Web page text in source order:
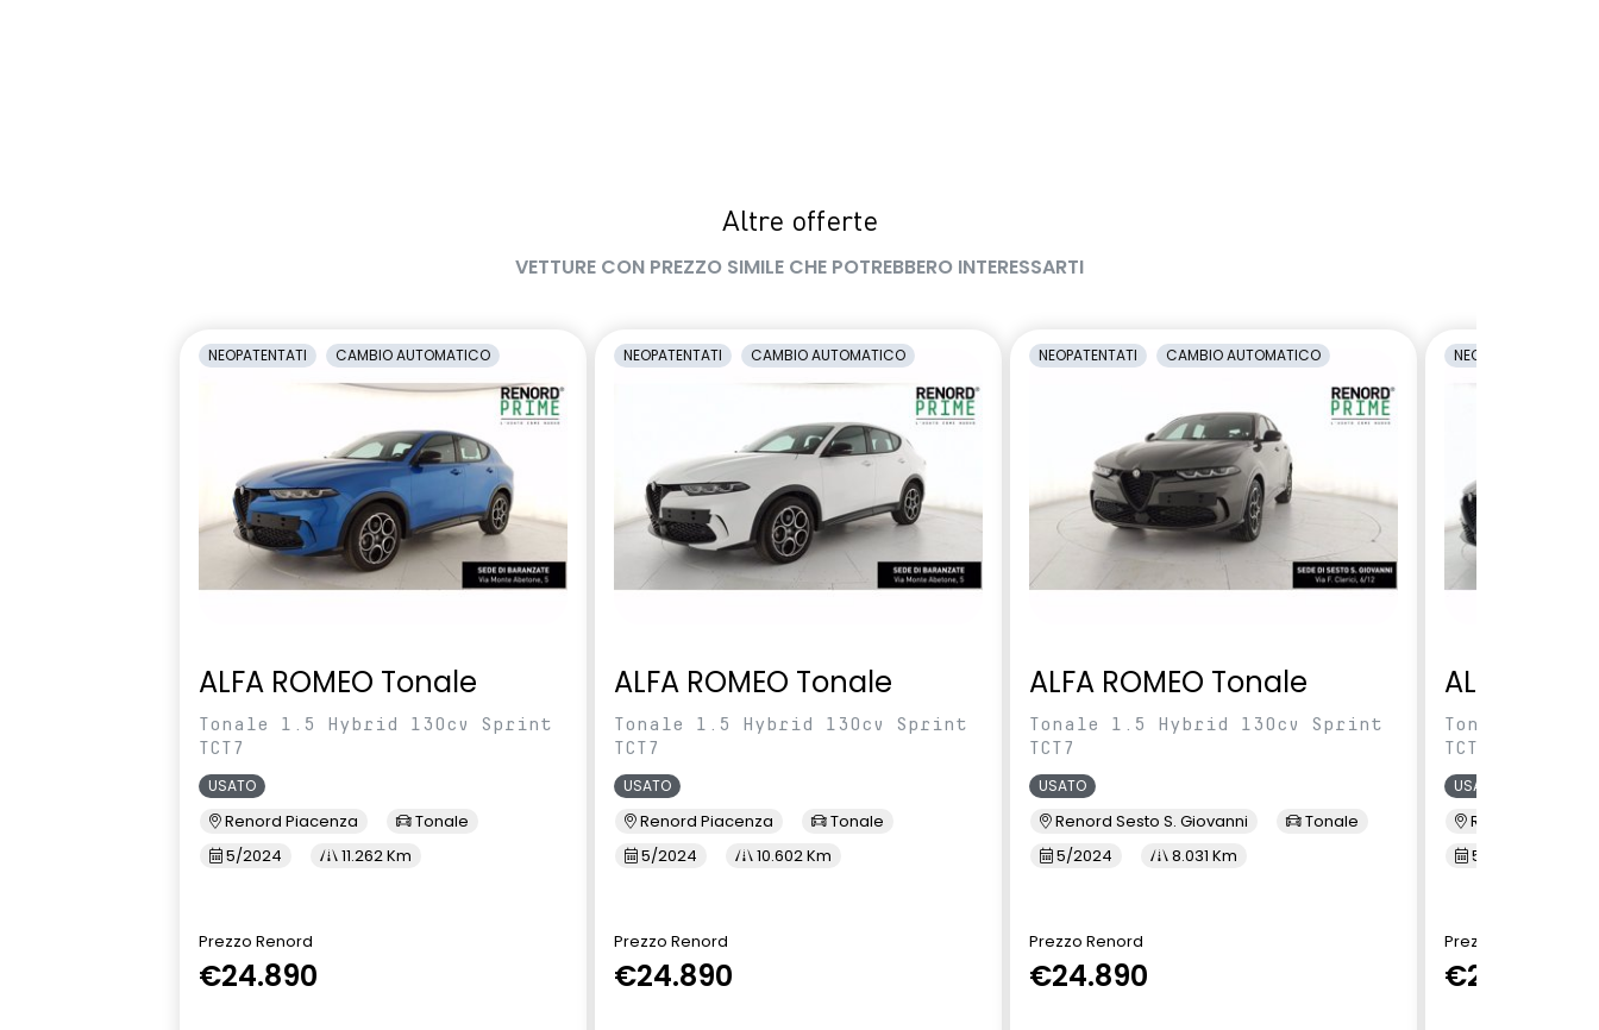
Altre offerte
VETTURE CON PREZZO SIMILE CHE POTREBBERO INTERESSARTI
NEOPATENTATI CAMBIO AUTOMATICO
ALFA ROMEO Tonale
Tonale 1.5 Hybrid 130cv Sprint
TCT7
USATO
Renord Piacenza
Tonale
5/2024
11.262 Km
Prezzo Renord
€24.890
NEOPATENTATI CAMBIO AUTOMATICO
ALFA ROMEO Tonale
Tonale 1.5 Hybrid 130cv Sprint
TCT7
USATO
Renord Piacenza
Tonale
5/2024
10.602 Km
Prezzo Renord
€24.890
NEOPATENTATI CAMBIO AUTOMATICO
ALFA ROMEO Tonale
Tonale 1.5 Hybrid 130cv Sprint
TCT7
USATO
Renord Sesto S. Giovanni
Tonale
5/2024
8.031 Km
Prezzo Renord
€24.890
NEOPATENTATI
ALFA
Tonale 1.5
TCT7
USATO
Renord
5/2024
Prezzo Renord
€24.890